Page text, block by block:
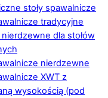
stoły spawalnicze
tradycyjne
nierdzewne dla stołów
nierdzewne
XWT z
wysokością (pod